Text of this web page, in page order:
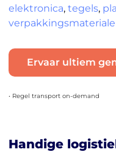
elektronica, tegels,
Ervaar ultiem
• Regel transport on-demand
Handige